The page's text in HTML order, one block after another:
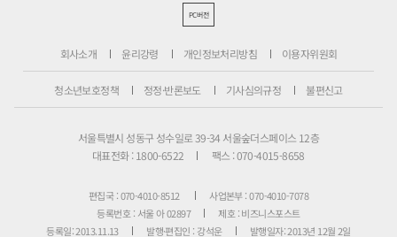
PC버전
회사소개 윤리강령 개인정보처리방침 이용자위원회
청소년보호정책 정정·반론보도 기사심의규정 불편신고
서울특별시 성동구 성수일로 39-34 서울숲더스페이스 12층
대표전화 : 1800-6522
팩스 : 070-4015-8658
편집국 : 070-4010-8512
사업본부 : 070-4010-7078
등록번호 : 서울 아 02897
제호 : 비즈니스포스트
등록일: 2013.11.13
발행·편집인 : 강석운 발행일자: 2013년 12월 2일